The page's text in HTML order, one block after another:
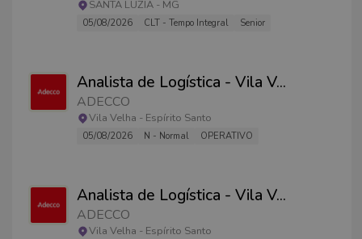
SANTA LUZIA - MG
05/08/2026 CLT - Tempo Integral Senior
Analista de Logística - Vila V...
ADECCO
Vila Velha - Espírito Santo
05/08/2026 N - Normal OPERATIVO
Analista de Logística - Vila V...
ADECCO
Vila Velha - Espírito Santo